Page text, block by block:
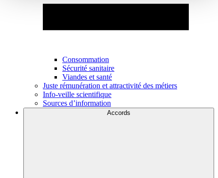
Consommation
Sécurité sanitaire
Viandes et santé
Juste rémunération et attractivité des métiers
Info-veille scientifique
Sources d’information
Accords